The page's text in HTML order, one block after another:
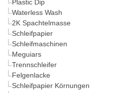
Plastic Dip
Waterless Wash
2K Spachtelmasse
Schleifpapier
Schleifmaschinen
Meguiars
Trennschleifer
Felgenlacke
Schleifpapier Körnungen